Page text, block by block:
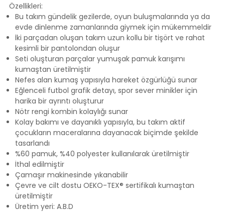
Özellikleri:
Bu takım gündelik gezilerde, oyun buluşmalarında ya da
evde dinlenme zamanlarında giymek için mükemmeldir
İki parçadan oluşan takım uzun kollu bir tişört ve rahat
kesimli bir pantolondan oluşur
Seti oluşturan parçalar yumuşak pamuk karışımı
kumaştan üretilmiştir
Nefes alan kumaş yapısıyla hareket özgürlüğü sunar
Eğlenceli futbol grafik detayı, spor sever minikler için
harika bir ayrıntı oluşturur
Nötr rengi kombin kolaylığı sunar
Kolay bakımı ve dayanıklı yapısıyla, bu takım aktif
çocukların maceralarına dayanacak biçimde şekilde
tasarlandı
%60 pamuk, %40 polyester kullanılarak üretilmiştir
İthal edilmiştir
Çamaşır makinesinde yıkanabilir
Çevre ve cilt dostu OEKO-TEX® sertifikalı kumaştan
üretilmiştir
Üretim yeri: A.B.D